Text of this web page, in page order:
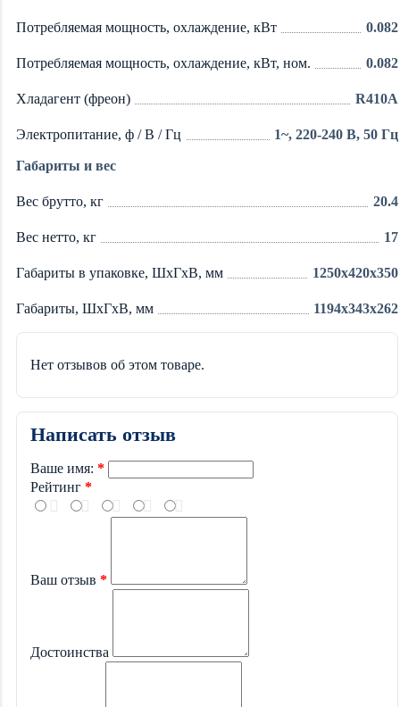
Потребляемая мощность, охлаждение, кВт 0.082
Потребляемая мощность, охлаждение, кВт, ном. 0.082
Хладагент (фреон) R410A
Электропитание, ф / В / Гц 1~, 220-240 В, 50 Гц
Габариты и вес
Вес брутто, кг 20.4
Вес нетто, кг 17
Габариты в упаковке, ШхГхВ, мм 1250x420x350
Габариты, ШхГхВ, мм 1194x343x262
Нет отзывов об этом товаре.
Написать отзыв
Ваше имя:
Рейтинг
Ваш отзыв
Достоинства